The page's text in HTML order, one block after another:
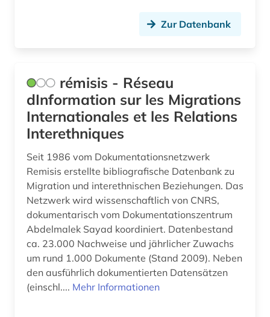
Zur Datenbank
rémisis - Réseau
dInformation sur les Migrations
Internationales et les Relations
Interethniques
Seit 1986 vom Dokumentationsnetzwerk
Remisis erstellte bibliografische Datenbank zu
Migration und interethnischen Beziehungen. Das
Netzwerk wird wissenschaftlich von CNRS,
dokumentarisch vom Dokumentationszentrum
Abdelmalek Sayad koordiniert. Datenbestand
ca. 23.000 Nachweise und jährlicher Zuwachs
um rund 1.000 Dokumente (Stand 2009). Neben
den ausführlich dokumentierten Datensätzen
(einschl.... Mehr Informationen